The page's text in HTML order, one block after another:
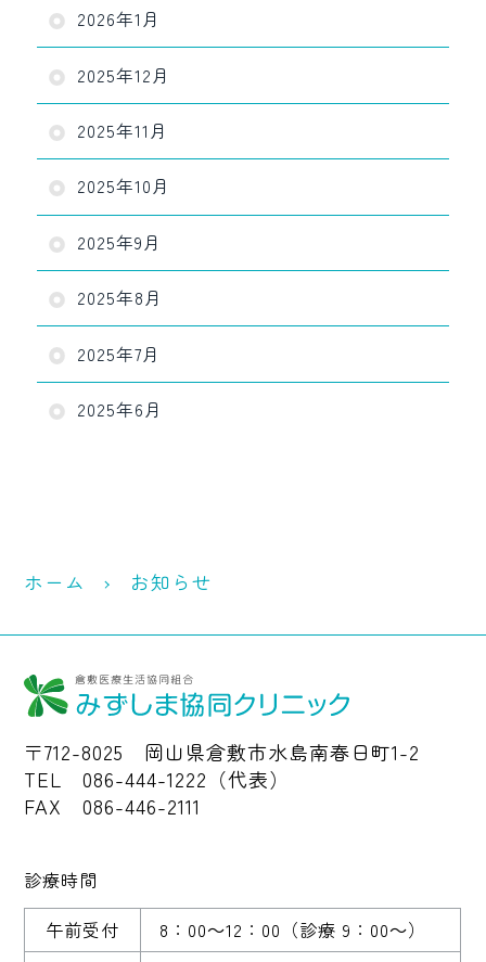
2026年1月
2025年12月
2025年11月
2025年10月
2025年9月
2025年8月
2025年7月
2025年6月
ホーム お知らせ
〒712-8025 岡山県倉敷市水島南春日町1-2
TEL 086-444-1222（代表）
FAX 086-446-2111
診療時間
午前受付
8：00～12：00 （診療 9：00～）